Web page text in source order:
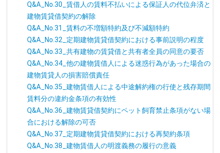
Q&A_No.30_賃借人の賃料不払いによる保証人の代位弁済と
建物賃貸借契約の解除
Q&A_No.31_賃料の不増額特約及び不減額特約
Q&A_No.32_定期建物賃貸借契約における事前説明の程度
Q&A_No.33_共有建物の賃貸借と共有者全員の同意の要否
Q&A_No.34_他の建物賃借人による迷惑行為があった場合の
建物賃貸人の損害賠償責任
Q&A_No.35_建物賃借人による中途解約権の行使と残存期間
賃料分の違約金条項の有効性
Q&A_No.36_建物賃貸借契約にペット飼育禁止条項がない場
合における解除の可否
Q&A_No.37_定期建物賃貸借契約における再契約条項
Q&A_No.38_建物賃借人の明渡義務の履行の意義